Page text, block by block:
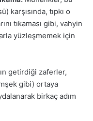
karşısında, tıpkı o
tıkaması gibi, vahyin
yüzleşmemek için
getirdiği zaferler,
gibi) ortaya
birkaç adım